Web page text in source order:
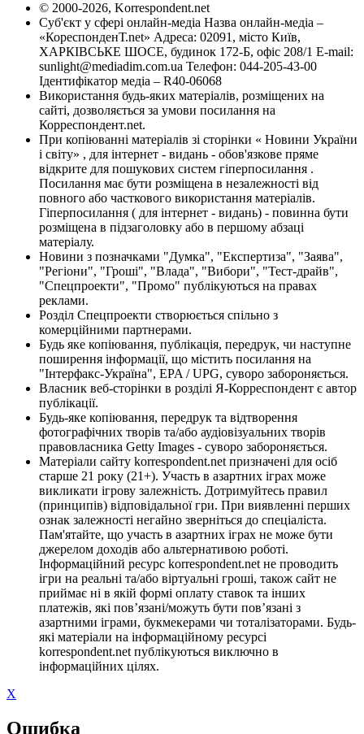
© 2000-2026, Korrespondent.net
Суб'єкт у сфері онлайн-медіа Назва онлайн-медіа –
«КореспонденТ.net» Адреса: 02091, місто Київ,
ХАРКІВСЬКЕ ШОСЕ, будинок 172-Б, офіс 208/1 E-mail:
sunlight@mediadim.com.ua Телефон: 044-205-43-00
Ідентифікатор медіа – R40-06068
Використання будь-яких матеріалів, розміщених на
сайті, дозволяється за умови посилання на
Корреспондент.net.
При копіюванні матеріалів зі сторінки « Новини України
і світу» , для інтернет - видань - обов'язкове пряме
відкрите для пошукових систем гіперпосилання .
Посилання має бути розміщена в незалежності від
повного або часткового використання матеріалів.
Гіперпосилання ( для інтернет - видань) - повинна бути
розміщена в підзаголовку або в першому абзаці
матеріалу.
Новини з позначками "Думка", "Експертиза", "Заява",
"Регіони", "Гроші", "Влада", "Вибори", "Тест-драйв",
"Спецпроекти", "Промо" публікуються на правах
реклами.
Розділ Спецпроекти створюється спільно з
комерційними партнерами.
Будь яке копіювання, публікація, передрук, чи наступне
поширення інформації, що містить посилання на
"Інтерфакс-Україна", EPA / UPG, суворо забороняється.
Власник веб-сторінки в розділі Я-Корреспондент є автор
публікації.
Будь-яке копіювання, передрук та відтворення
фотографічних творів та/або аудіовізуальних творів
правовласника Getty Images - суворо забороняється.
Матеріали сайту korrespondent.net призначені для осіб
старше 21 року (21+). Участь в азартних іграх може
викликати ігрову залежність. Дотримуйтесь правил
(принципів) відповідальної гри. При виявленні перших
ознак залежності негайно зверніться до спеціаліста.
Пам'ятайте, що участь в азартних іграх не може бути
джерелом доходів або альтернативою роботі.
Інформаційний ресурс korrespondent.net не проводить
ігри на реальні та/або віртуальні гроші, також сайт не
приймає ні в якій формі оплату ставок та інших
платежів, які пов’язані/можуть бути пов’язані з
азартними іграми, букмекерами чи тоталізаторами. Будь-
які матеріали на інформаційному ресурсі
korrespondent.net публікуються виключно в
інформаційних цілях.
X
Ошибка